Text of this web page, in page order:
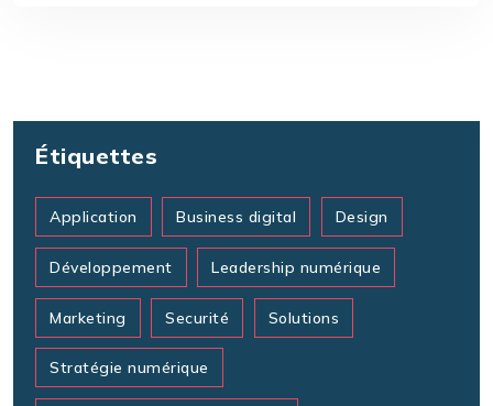
Étiquettes
Application Business digital Design
Développement Leadership numérique
Marketing Securité Solutions
Stratégie numérique